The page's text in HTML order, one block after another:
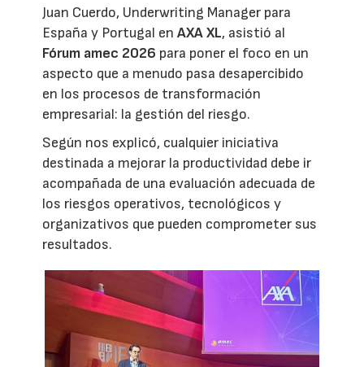
Juan Cuerdo, Underwriting Manager para
España y Portugal enAXA XL, asistió al
Fórum amec 2026 para poner el foco en un
aspecto que a menudo pasa desapercibido
en los procesos de transformación
empresarial: la gestión del riesgo.
Según nos explicó, cualquier iniciativa
destinada a mejorar la productividad debe ir
acompañada de una evaluación adecuada de
los riesgos operativos, tecnológicos y
organizativos que pueden comprometer sus
resultados.